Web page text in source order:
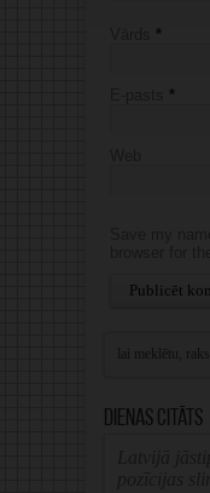
*
*
Dienas citāts